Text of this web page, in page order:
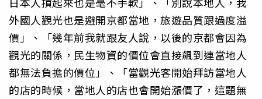
外國人觀光也是避開京都當地，旅遊品質跟過度溢
價」、「幾年前我就跟友人說，以後的京都會因為
觀光的關係，民生物資的價位會直接飆到連當地人
都無法負擔的價位」、「當觀光客開始拜訪當地人
的店的時候，當地人的店也會開始漲價了，這題無